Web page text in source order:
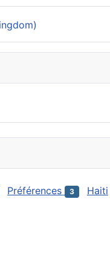
Préférences 3 Haiti